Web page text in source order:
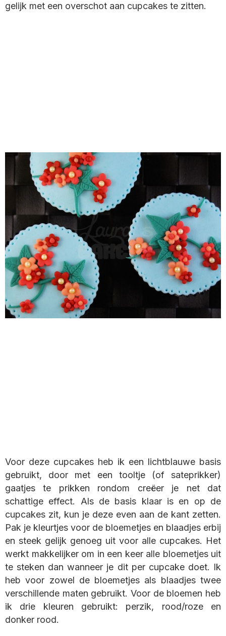
gelijk met een overschot aan cupcakes te zitten.
Voor deze cupcakes heb ik een lichtblauwe basis
gebruikt, door met een tooltje (of sateprikker)
gaatjes te prikken rondom creëer je net dat
schattige effect. Als de basis klaar is en op de
cupcakes zit, kun je deze even aan de kant zetten.
Pak je kleurtjes voor de bloemetjes en blaadjes erbij
en steek gelijk genoeg uit voor alle cupcakes. Het
werkt makkelijker om in een keer alle bloemetjes uit
te steken dan wanneer je dit per cupcake doet. Ik
heb voor zowel de bloemetjes als blaadjes twee
verschillende maten gebruikt. Voor de bloemen heb
ik drie kleuren gebruikt: perzik, rood/roze en
donker rood.